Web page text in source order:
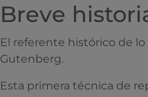
Breve
El referente histórico de
Gutenberg.
Esta primera técnica de